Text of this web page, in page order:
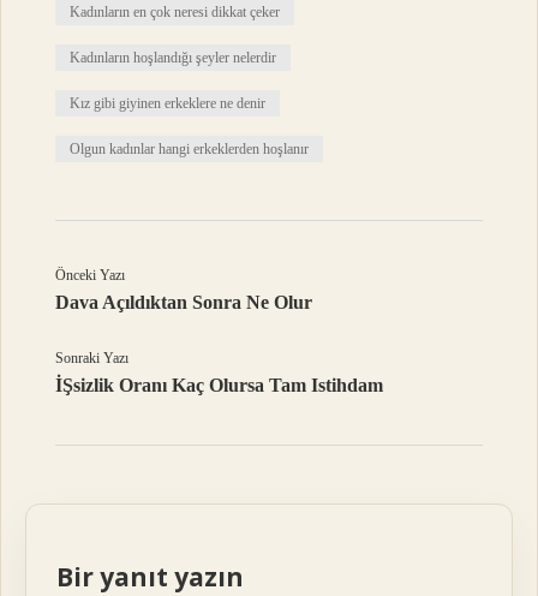
Kadınların en çok neresi dikkat çeker
Kadınların hoşlandığı şeyler nelerdir
Kız gibi giyinen erkeklere ne denir
Olgun kadınlar hangi erkeklerden hoşlanır
Önceki Yazı
Dava Açıldıktan Sonra Ne Olur
Sonraki Yazı
İŞsizlik Oranı Kaç Olursa Tam Istihdam
Bir yanıt yazın